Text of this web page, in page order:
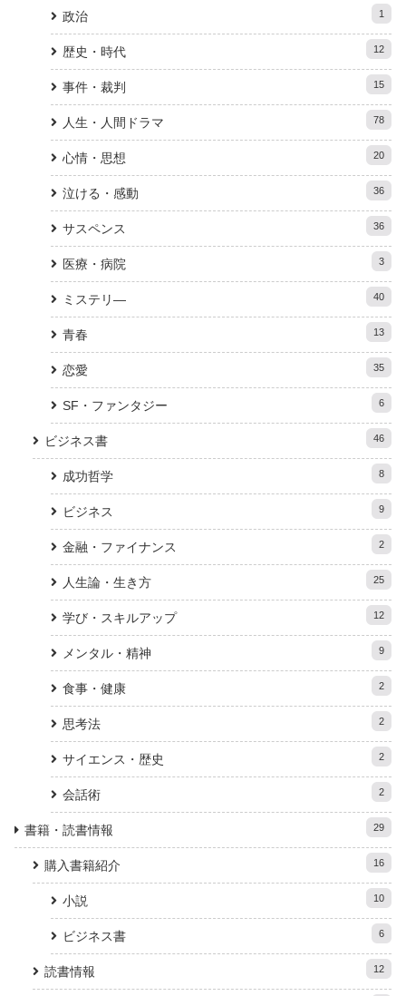
政治 1
歴史・時代 12
事件・裁判 15
人生・人間ドラマ 78
心情・思想 20
泣ける・感動 36
サスペンス 36
医療・病院 3
ミステリ― 40
青春 13
恋愛 35
SF・ファンタジー 6
ビジネス書 46
成功哲学 8
ビジネス 9
金融・ファイナンス 2
人生論・生き方 25
学び・スキルアップ 12
メンタル・精神 9
食事・健康 2
思考法 2
サイエンス・歴史 2
会話術 2
書籍・読書情報 29
購入書籍紹介 16
小説 10
ビジネス書 6
読書情報 12